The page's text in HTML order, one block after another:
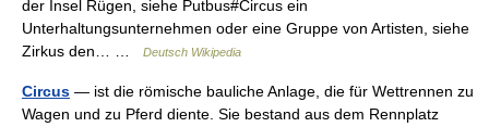
der Insel Rügen, siehe Putbus#Circus ein
Unterhaltungsunternehmen oder eine Gruppe von Artisten, siehe
Zirkus den… …
Deutsch Wikipedia
Circus — ist die römische bauliche Anlage, die für Wettrennen zu
Wagen und zu Pferd diente. Sie bestand aus dem Rennplatz